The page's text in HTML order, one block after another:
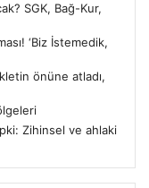
SGK, Bağ-Kur,
‘Biz İstemedik,
önüne atladı,
Zihinsel ve ahlaki